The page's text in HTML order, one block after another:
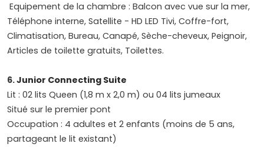
Equipement de la chambre : Balcon avec vue sur la mer,
Téléphone interne, Satellite - HD LED Tivi, Coffre-fort,
Climatisation, Bureau, Canapé, Sèche-cheveux, Peignoir,
Articles de toilette gratuits, Toilettes.
6.Junior Connecting Suite
Lit : 02 lits Queen (1,8 m x 2,0 m) ou 04 lits jumeaux
Situé sur le premier pont
Occupation : 4 adultes et 2 enfants (moins de 5 ans,
partageant le lit existant)